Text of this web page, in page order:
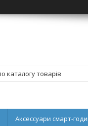
Аксессуари смарт-